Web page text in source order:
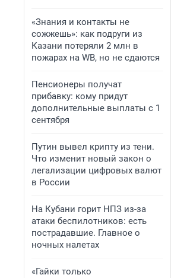
«Знания и контакты не
сожжешь»: как подруги из
Казани потеряли 2 млн в
пожарах на WB, но не сдаются
Пенсионеры получат
прибавку: кому придут
дополнительные выплаты с 1
сентября
Путин вывел крипту из тени.
Что изменит новый закон о
легализации цифровых валют
в России
На Кубани горит НПЗ из-за
атаки беспилотников: есть
пострадавшие. Главное о
ночных налетах
«Гайки только